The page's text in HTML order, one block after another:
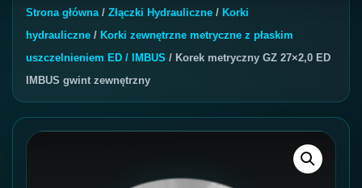
Strona główna/ Złączki Hydrauliczne / Korki
hydrauliczne / Korki zewnętrzne metryczne z płaskim
uszczelnieniem ED / IMBUS / Korek metryczny GZ 27×2,0 ED
IMBUS gwint zewnętrzny